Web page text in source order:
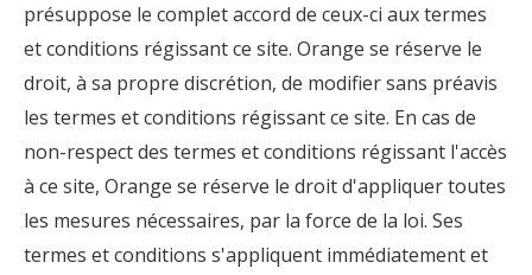
présuppose le complet accord de ceux-ci aux termes
et conditions régissant ce site. Orange se réserve le
droit, à sa propre discrétion, de modifier sans préavis
les termes et conditions régissant ce site. En cas de
non-respect des termes et conditions régissant l'accès
à ce site, Orange se réserve le droit d'appliquer toutes
les mesures nécessaires, par la force de la loi. Ses
termes et conditions s'appliquent immédiatement et